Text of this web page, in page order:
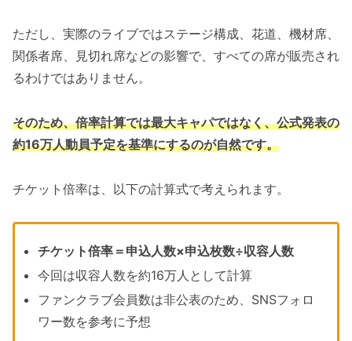
ただし、実際のライブではステージ構成、花道、機材席、
関係者席、見切れ席などの影響で、すべての席が販売され
るわけではありません。
そのため、倍率計算では最大キャパではなく、公式発表の
約16万人動員予定を基準にするのが自然です。
チケット倍率は、以下の計算式で考えられます。
チケット倍率＝申込人数×申込枚数÷収容人数
今回は収容人数を約16万人として計算
ファンクラブ会員数は非公表のため、SNSフォロ
ワー数を参考に予想